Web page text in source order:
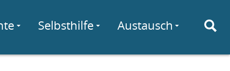
Selbsthilfe Austausch